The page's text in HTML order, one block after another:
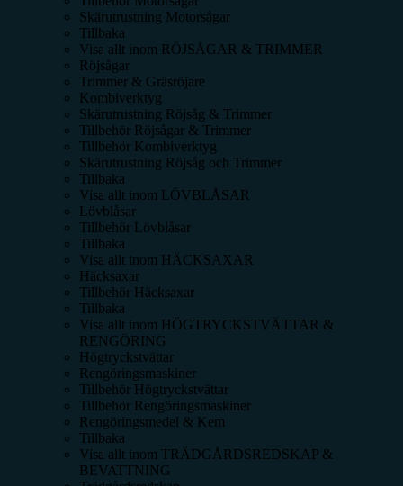
Skärutrustning Motorsågar
Tillbaka
Visa allt inom RÖJSÅGAR & TRIMMER
Röjsågar
Trimmer & Gräsröjare
Kombiverktyg
Skärutrustning Röjsåg & Trimmer
Tillbehör Röjsågar & Trimmer
Tillbehör Kombiverktyg
Skärutrustning Röjsåg och Trimmer
Tillbaka
Visa allt inom LÖVBLÅSAR
Lövblåsar
Tillbehör Lövblåsar
Tillbaka
Visa allt inom HÄCKSAXAR
Häcksaxar
Tillbehör Häcksaxar
Tillbaka
Visa allt inom HÖGTRYCKSTVÄTTAR &
RENGÖRING
Högtryckstvättar
Rengöringsmaskiner
Tillbehör Högtryckstvättar
Tillbehör Rengöringsmaskiner
Rengöringsmedel & Kem
Tillbaka
Visa allt inom TRÄDGÅRDSREDSKAP &
BEVATTNING